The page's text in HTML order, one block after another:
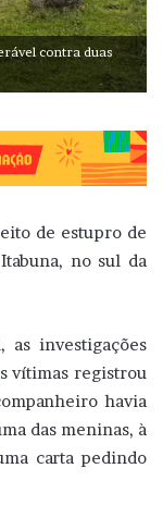
contra duas
de estupro de
no sul da
as investigações
vítimas registrou
havia
das meninas, à
carta pedindo